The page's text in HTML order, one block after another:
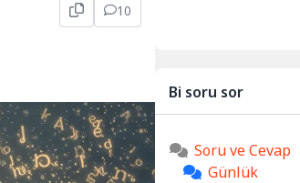
10
Bi soru sor
Soru ve Cevap
Günlük